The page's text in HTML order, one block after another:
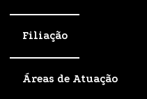
Filiação
Áreas de Atuação